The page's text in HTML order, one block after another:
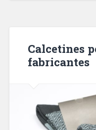
Calcetines
fabricantes